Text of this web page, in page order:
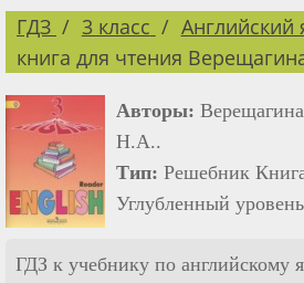
ГДЗ 3 класс
Английский
книга для чтения
Авторы:
Н.А..
Тип: Решебник
Углубленный уровень
ГДЗ к учебнику по английскому